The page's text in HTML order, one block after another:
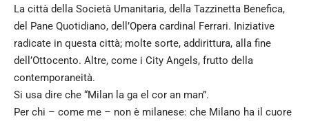
La città della Società Umanitaria, della Tazzinetta Benefica,
del Pane Quotidiano, dell’Opera cardinal Ferrari. Iniziative
radicate in questa città; molte sorte, addirittura, alla fine
dell’Ottocento. Altre, come i City Angels, frutto della
contemporaneità.
Si usa dire che “Milan la ga el cor an man”.
Per chi – come me – non è milanese: che Milano ha il cuore